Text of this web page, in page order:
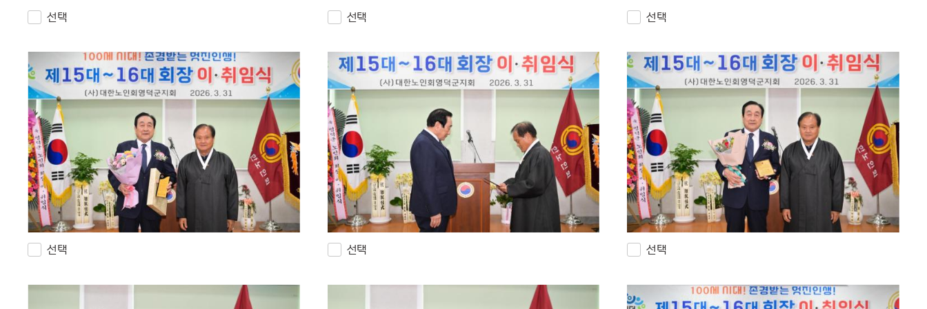
선택 선택 선택
선택 선택 선택